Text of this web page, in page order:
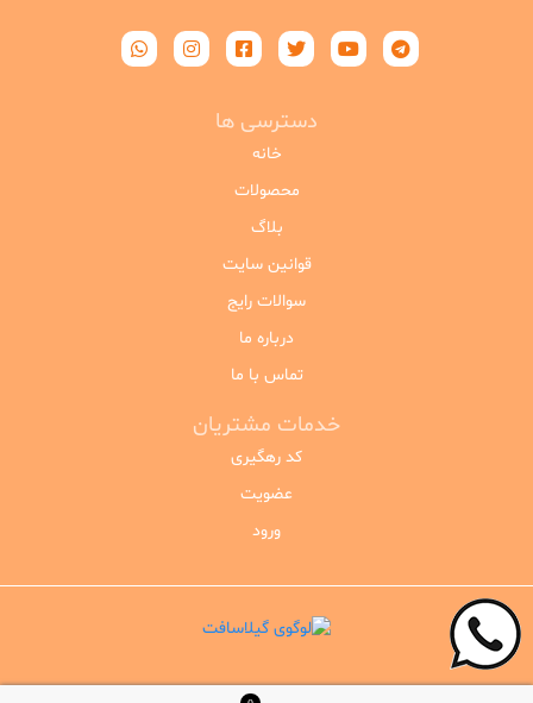
دسترسی ها
خانه
محصولات
بلاگ
قوانین سایت
سوالات رایج
درباره ما
تماس با ما
خدمات مشتریان
کد رهگیری
عضویت
ورود